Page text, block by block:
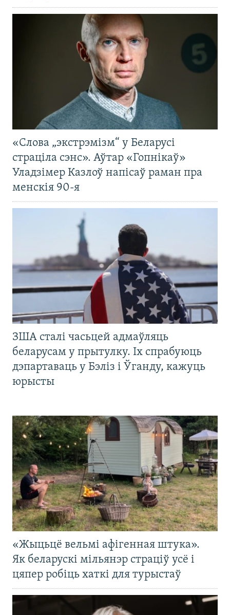
«Слова „экстрэмізм“ у Беларусі
страціла сэнс». Аўтар «Гопнікаў»
Уладзімер Казлоў напісаў раман пра
менскія 90-я
ЗША сталі часьцей адмаўляць
беларусам у прытулку. Іх спрабуюць
дэпартаваць у Бэліз і Ўганду, кажуць
юрысты
«Жыцьцё вельмі афігенная штука».
Як беларускі мільянэр страціў усё і
цяпер робіць хаткі для турыстаў